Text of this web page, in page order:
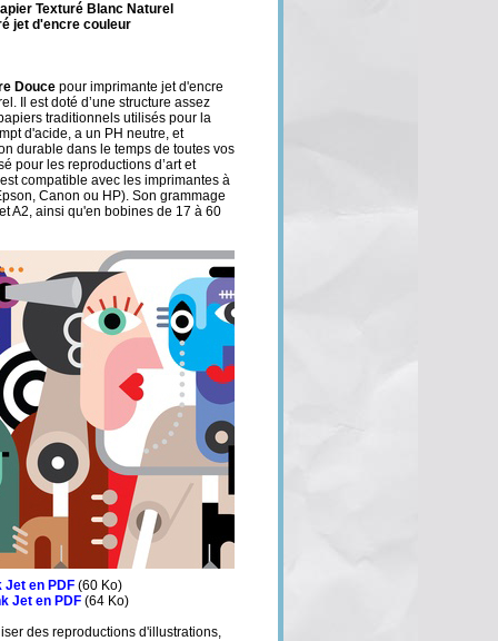
Texturé Blanc Naturel
jet d'encre couleur
Douce pour imprimante jet d'encre
Il est doté d’une structure assez
traditionnels utilisés pour la
d'acide, a un PH neutre, et
durable dans le temps de toutes vos
pour les reproductions d’art et
compatible avec les imprimantes à
Canon ou HP). Son grammage
A2, ainsi qu'en bobines de 17 à 60
Jet en PDF (60 Ko)
Jet en PDF (64 Ko)
des reproductions d'illustrations,